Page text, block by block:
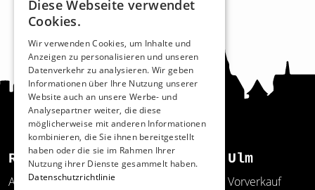
Recht und Ordnung
AGB
Ulm
Vorverkauf
Diese Webseite verwendet
Cookies.
Wir verwenden Cookies, um Inhalte und
Anzeigen zu personalisieren und unseren
Datenverkehr zu analysieren. Wir geben
Informationen über Ihre Nutzung unserer
Website auch an unsere Werbe- und
Analysepartner weiter, die diese
möglicherweise mit anderen Informationen
kombinieren, die Sie ihnen bereitgestellt
haben oder die sie im Rahmen Ihrer
Nutzung ihrer Dienste gesammelt haben.
Datenschutzrichtlinie